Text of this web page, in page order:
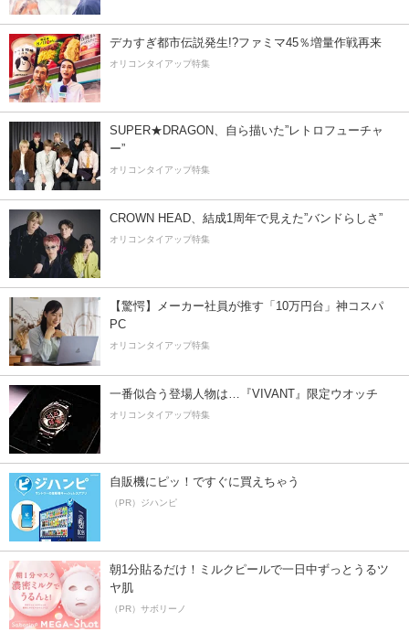
デカすぎ都市伝説発生!?ファミマ45％増量作戦再来
オリコンタイアップ特集
SUPER★DRAGON、自ら描いた”レトロフューチャ
ー”
オリコンタイアップ特集
CROWN HEAD、結成1周年で見えた”バンドらしさ”
オリコンタイアップ特集
【驚愕】メーカー社員が推す「10万円台」神コスパ
PC
オリコンタイアップ特集
一番似合う登場人物は…『VIVANT』限定ウオッチ
オリコンタイアップ特集
自販機にピッ！ですぐに買えちゃう
（PR）ジハンピ
朝1分貼るだけ！ミルクピールで一日中ずっとうるツ
ヤ肌
（PR）サボリーノ